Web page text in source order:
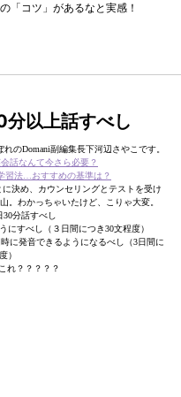
「コツ」があるなと実感！
以上話すべし
のDomani副編集長下河辺さやこです。
話なんて今さら必要？
習法…おすすめの基準は？
決め、カウンセリングとテストを受け
。わかっちゃいたけど、こりゃ大変。
分話すべし
すべし（３日間につき30文程度）
に発音できるようになるべし（3日間に
）
れ？？？？？